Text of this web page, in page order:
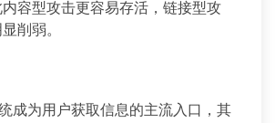
容型攻击更容易存活，链接型攻
削弱。
成为用户获取信息的主流入口，其